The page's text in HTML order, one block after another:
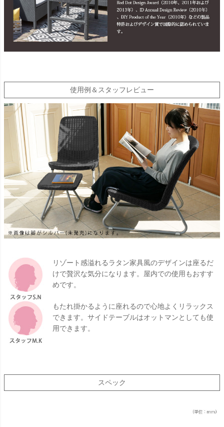
使用例＆スタッフレビュー
リゾート感溢れるラタン家具風のデザインは座るだ
けで贅沢な気分になります。屋内での使用もおすす
めです。
もたれ掛かるように座れるので心地よくリラックス
できます。サイドテーブルはオットマンとしても使
用できます。
スペック